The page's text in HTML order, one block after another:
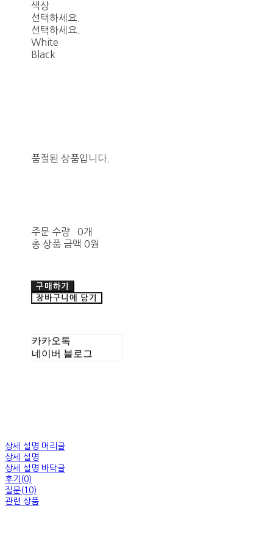
색상
선택하세요.
선택하세요.
White
Black
품절된 상품입니다.
주문 수량
0개
총 상품 금액 0원
구매하기
장바구니에 담기
카카오톡
네이버 블로그
상세 설명 머리글
상세 설명
상세 설명 바닥글
후기(0)
질문(10)
관련 상품